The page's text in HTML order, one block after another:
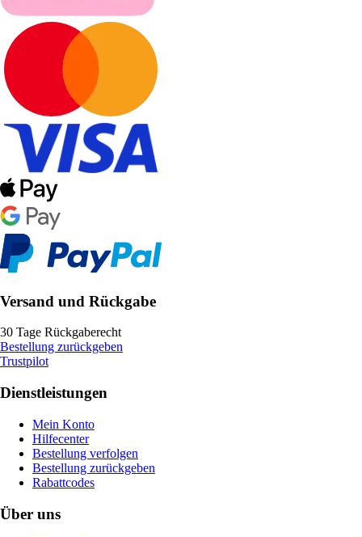
Versand und Rückgabe
30 Tage Rückgaberecht
Bestellung zurückgeben
Trustpilot
Dienstleistungen
Mein Konto
Hilfecenter
Bestellung verfolgen
Bestellung zurückgeben
Rabattcodes
Über uns